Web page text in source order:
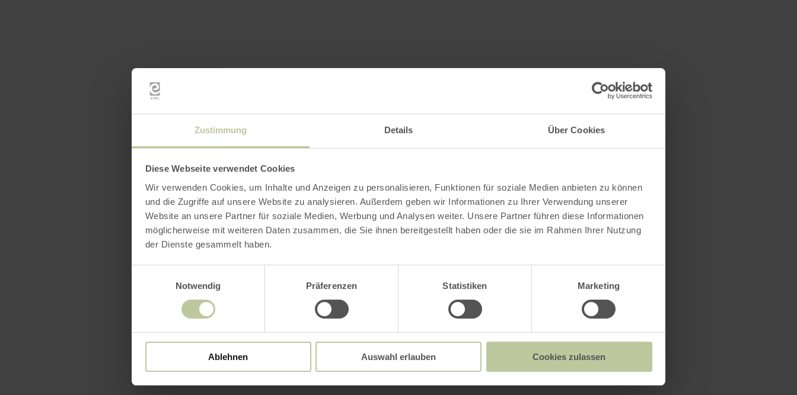
Zustimmung Details Über Cookies
Diese Webseite verwendet Cookies
Wir verwenden Cookies, um Inhalte und Anzeigen zu personalisieren, Funktionen für soziale Medien anbieten zu können
und die Zugriffe auf unsere Website zu analysieren. Außerdem geben wir Informationen zu Ihrer Verwendung unserer
Website an unsere Partner für soziale Medien, Werbung und Analysen weiter. Unsere Partner führen diese Informationen
möglicherweise mit weiteren Daten zusammen, die Sie ihnen bereitgestellt haben oder die sie im Rahmen Ihrer Nutzung
der Dienste gesammelt haben.
Notwendig
Präferenzen Statistiken Marketing
Ablehnen Auswahl erlauben Cookies zulassen